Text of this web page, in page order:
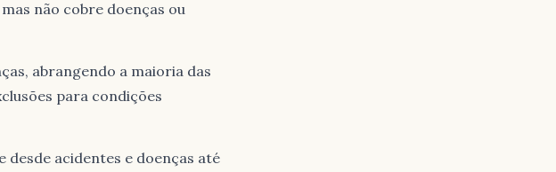
não cobre doenças ou
abrangendo a maioria das
para condições
desde acidentes e doenças até